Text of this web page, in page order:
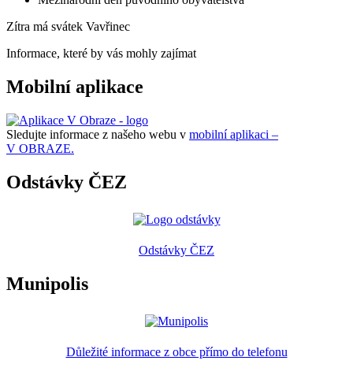
Zítra má svátek Vavřinec
Informace, které by vás mohly zajímat
Mobilní aplikace
Sledujte informace z našeho webu v mobilní aplikaci –
V OBRAZE.
Odstávky ČEZ
Odstávky ČEZ
Munipolis
Důležité informace z obce přímo do telefonu